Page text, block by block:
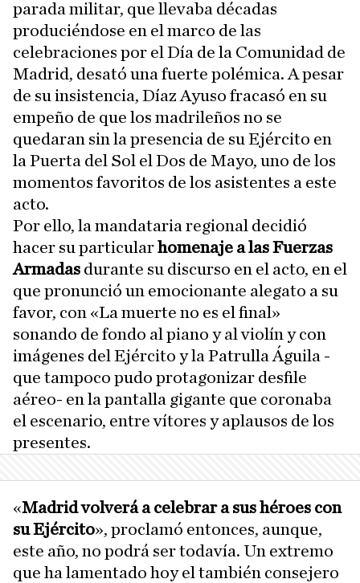
parada militar, que llevaba décadas
produciéndose en el marco de las
celebraciones por el Día de la Comunidad de
Madrid, desató una fuerte polémica. A pesar
de su insistencia, Díaz Ayuso fracasó en su
empeño de que los madrileños no se
quedaran sin la presencia de su Ejército en
la Puerta del Sol el Dos de Mayo, uno de los
momentos favoritos de los asistentes a este
acto.
Por ello, la mandataria regional decidió
hacer su particularhomenaje a las Fuerzas
Armadas durante su discurso en el acto, en el
que pronunció un emocionante alegato a su
favor, con «La muerte no es el final »
sonando de fondo al piano y al violín y con
imágenes del Ejército y la Patrulla Águila -
que tampoco pudo protagonizar desfile
aéreo- en la pantalla gigante que coronaba
el escenario, entre vítores y aplausos de los
presentes.
«Madrid volverá a celebrar a sus héroes con
su Ejército», proclamó entonces, aunque,
este año, no podrá ser todavía. Un extremo
que ha lamentado hoy el también consejero